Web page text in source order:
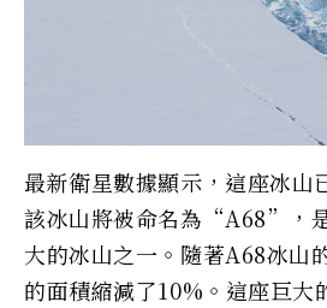
最新衛星數據顯示，這座冰山
該冰山將被命名為“A68”，
大的冰山之一。隨著A68冰山
的面積縮減了10%。這座巨大